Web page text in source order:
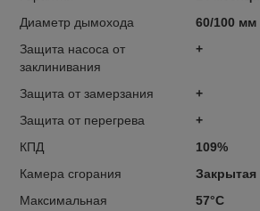
Диаметр дымохода
60/100 мм
Защита насоса от
заклинивания
+
Защита от замерзания
+
Защита от перегрева
+
КПД
109%
Камера сгорания
Закрытая
Максимальная
57°C